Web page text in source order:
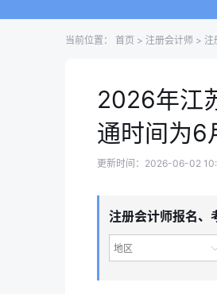
当前位置： 首页 > 注册会计师 > 注
2026年江
通时间为6
更新时间：2026-06-02
注册会计师报名、
地区